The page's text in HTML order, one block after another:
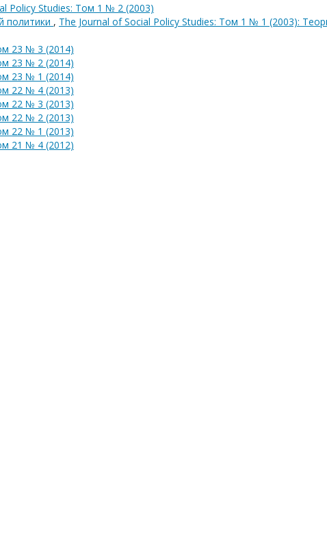
Policy Studies: Том 1 № 2 (2003)
политики , The Journal of Social Policy Studies: Том 1 № 1 (2003):
23 № 3 (2014)
23 № 2 (2014)
23 № 1 (2014)
22 № 4 (2013)
22 № 3 (2013)
22 № 2 (2013)
22 № 1 (2013)
21 № 4 (2012)